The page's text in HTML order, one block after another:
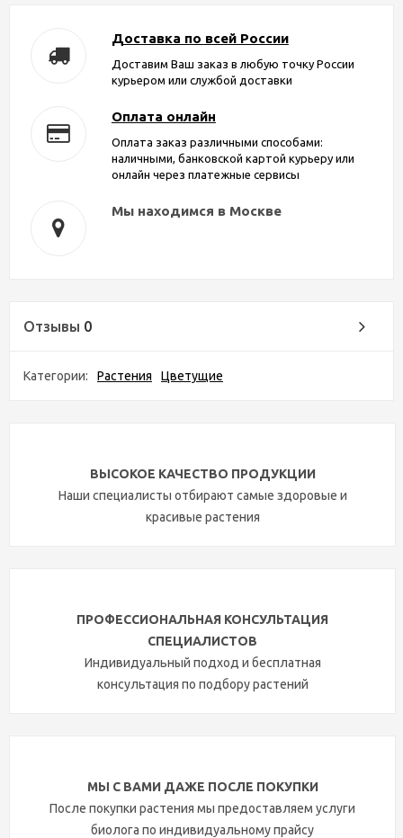
Доставка по всей России
Доставим Ваш заказ в любую точку России
курьером или службой доставки
Оплата онлайн
Оплата заказ различными способами:
наличными, банковской картой курьеру или
онлайн через платежные сервисы
Мы находимся в Москве
Отзывы 0
Категории: Растения Цветущие
ВЫСОКОЕ КАЧЕСТВО ПРОДУКЦИИ
Наши специалисты отбирают самые здоровые и
красивые растения
ПРОФЕССИОНАЛЬНАЯ КОНСУЛЬТАЦИЯ
СПЕЦИАЛИСТОВ
Индивидуальный подход и бесплатная
консультация по подбору растений
МЫ С ВАМИ ДАЖЕ ПОСЛЕ ПОКУПКИ
После покупки растения мы предоставляем услуги
биолога по индивидуальному прайсу